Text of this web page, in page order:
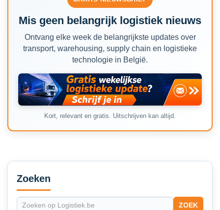
Mis geen belangrijk logistiek nieuws
Ontvang elke week de belangrijkste updates over
transport, warehousing, supply chain en logistieke
technologie in België.
Kort, relevant en gratis. Uitschrijven kan altijd.
Secondary
Sidebar
Zoeken
ZOEK